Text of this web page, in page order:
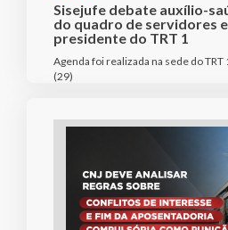
Sisejufe debate auxílio-
do quadro de servidores
presidente do TRT 1
Agenda foi realizada na sede do
(29)